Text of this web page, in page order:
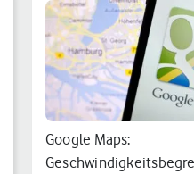
Google Maps: